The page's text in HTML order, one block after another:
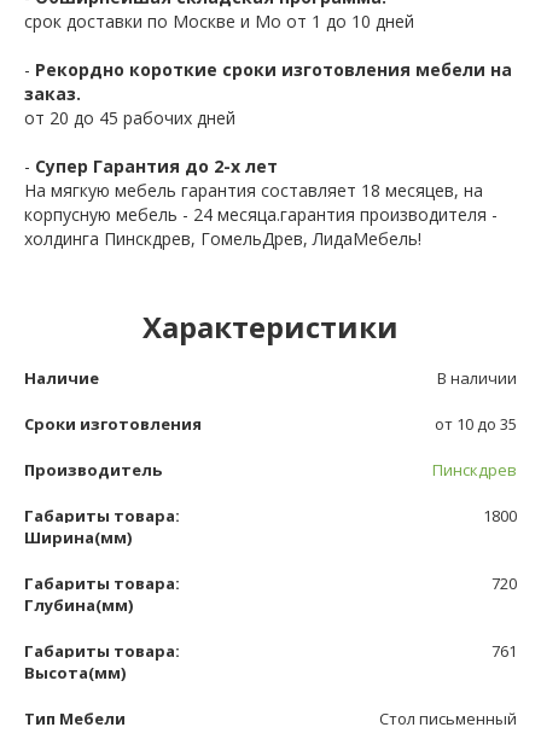
срок доставки по Москве и Мо от 1 до 10 дней
- Рекордно короткие сроки изготовления мебели на
заказ.
от 20 до 45 рабочих дней
- Супер Гарантия до 2-х лет
На мягкую мебель гарантия составляет 18 месяцев, на
корпусную мебель - 24 месяца.гарантия производителя -
холдинга Пинскдрев, ГомельДрев, ЛидаМебель!
Характеристики
Наличие В наличии
Сроки изготовления от 10 до 35
Производитель Пинскдрев
Габариты товара:
Ширина(мм)
1800
Габариты товара:
Глубина(мм)
720
Габариты товара:
Высота(мм)
761
Тип Мебели Стол письменный